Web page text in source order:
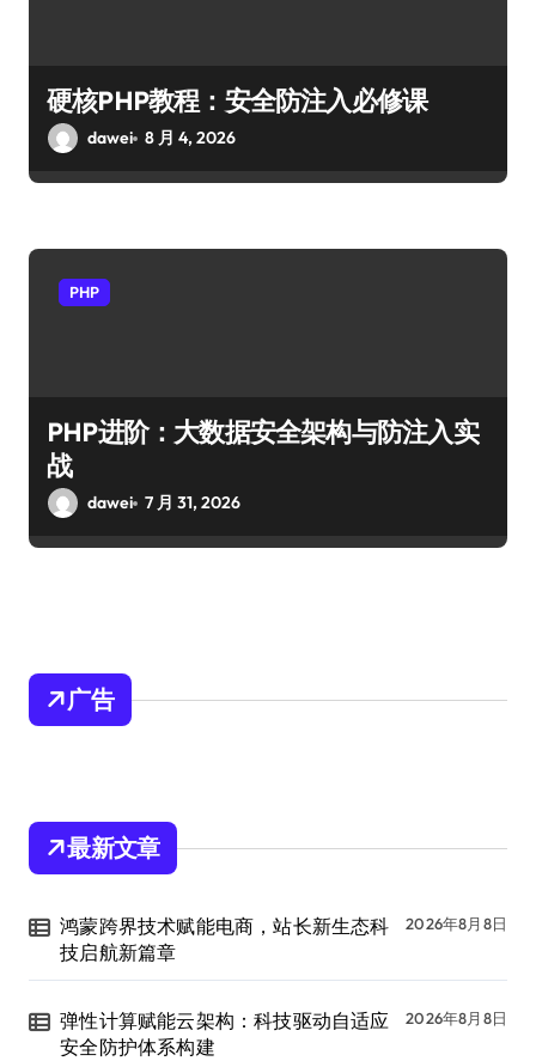
硬核PHP教程：安全防注入必修课
dawei 8 月 4, 2026
PHP
PHP进阶：大数据安全架构与防注入实
战
dawei 7 月 31, 2026
广告
最新文章
鸿蒙跨界技术赋能电商，站长新生态科
技启航新篇章
2026年8月8日
弹性计算赋能云架构：科技驱动自适应
安全防护体系构建
2026年8月8日